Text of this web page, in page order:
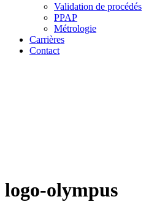
Validation de procédés
PPAP
Métrologie
Carrières
Contact
logo-olympus